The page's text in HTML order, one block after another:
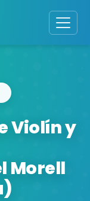
Violín y
Morell